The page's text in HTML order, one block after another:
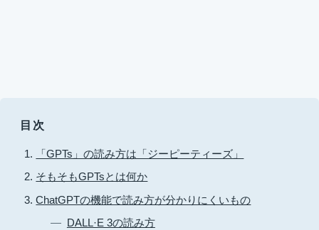
目次
「GPTs」の読み方は「ジーピーティーズ」
そもそもGPTsとは何か
ChatGPTの機能で読み方が分かりにくいもの
DALL·E 3の読み方